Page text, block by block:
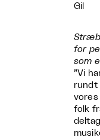
Gil
for
som
”Vi
rundt
vores
folk